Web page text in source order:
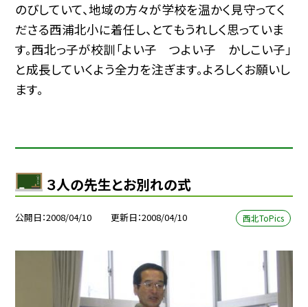
のびしていて、地域の方々が学校を温かく見守ってく
ださる西浦北小に着任し、とてもうれしく思っていま
す。西北っ子が校訓「よい子 つよい子 かしこい子」
と成長していくよう全力を注ぎます。よろしくお願いし
ます。
３人の先生とお別れの式
公開日 2008/04/10 更新日 2008/04/10 西北ToPics